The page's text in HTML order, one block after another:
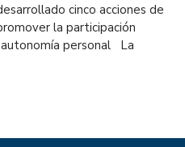
cinco acciones de
la participación
personal La